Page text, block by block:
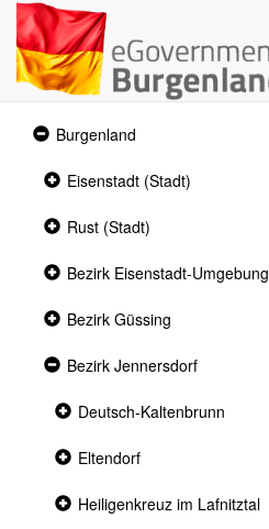
Expanded
section
Burgenland
Collapsed
Eisenstadt (Stadt)
Collapsed
section
Rust (Stadt)
Collapsed
Bezirk Eisenstadt-Umgebung
Collapsed
Bezirk Güssing
Expanded
Bezirk Jennersdorf
Collapsed
Deutsch-Kaltenbrunn
Collapsed
Eltendorf
Collapsed
section
Heiligenkreuz im Lafnitztal